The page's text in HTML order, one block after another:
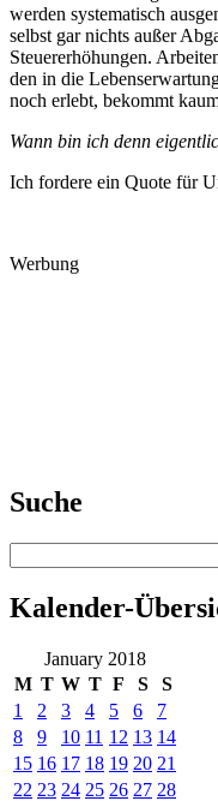
werden systematisch
selbst gar nichts außer
Steuererhöhungen.
den in die
noch erlebt, bekommt
Wann bin ich denn
Ich fordere ein Quote für
Werbung
Suche
Kalender-
January 2018
M T W T F S
S
1
2 3 4 5 6
7
8
9 10 11 12 13 14
15 16 17 18 19 20 21
22 23 24 25 26 27 28